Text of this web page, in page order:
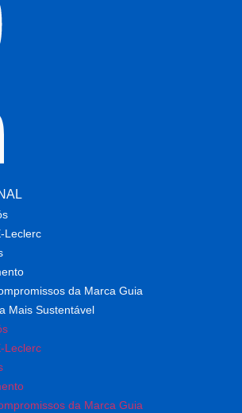
Leclerc
da Marca Guia
Mais Sustentável
Leclerc
da Marca Guia